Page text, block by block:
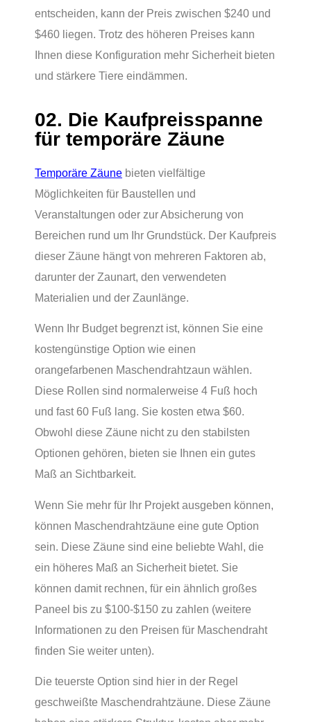
entscheiden, kann der Preis zwischen $240 und
$460 liegen. Trotz des höheren Preises kann
Ihnen diese Konfiguration mehr Sicherheit bieten
und stärkere Tiere eindämmen.
02. Die Kaufpreisspanne
für temporäre Zäune
Temporäre Zäune bieten vielfältige
Möglichkeiten für Baustellen und
Veranstaltungen oder zur Absicherung von
Bereichen rund um Ihr Grundstück. Der Kaufpreis
dieser Zäune hängt von mehreren Faktoren ab,
darunter der Zaunart, den verwendeten
Materialien und der Zaunlänge.
Wenn Ihr Budget begrenzt ist, können Sie eine
kostengünstige Option wie einen
orangefarbenen Maschendrahtzaun wählen.
Diese Rollen sind normalerweise 4 Fuß hoch
und fast 60 Fuß lang. Sie kosten etwa $60.
Obwohl diese Zäune nicht zu den stabilsten
Optionen gehören, bieten sie Ihnen ein gutes
Maß an Sichtbarkeit.
Wenn Sie mehr für Ihr Projekt ausgeben können,
können Maschendrahtzäune eine gute Option
sein. Diese Zäune sind eine beliebte Wahl, die
ein höheres Maß an Sicherheit bietet. Sie
können damit rechnen, für ein ähnlich großes
Paneel bis zu $100-$150 zu zahlen (weitere
Informationen zu den Preisen für Maschendraht
finden Sie weiter unten).
Die teuerste Option sind hier in der Regel
geschweißte Maschendrahtzäune. Diese Zäune